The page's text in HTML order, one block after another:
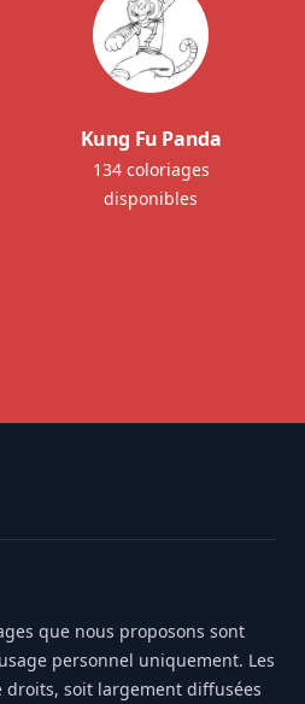
Kung Fu Panda
134 coloriages
disponibles
que nous proposons sont
personnel uniquement. Les
droits, soit largement diffusées